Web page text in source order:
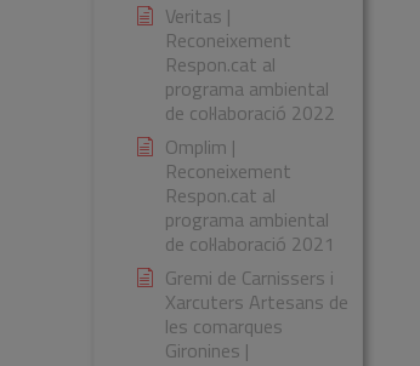
Veritas |
Reconeixement
Respon.cat al
programa ambiental
de col·laboració 2022
Omplim |
Reconeixement
Respon.cat al
programa ambiental
de col·laboració 2021
Gremi de Carnissers i
Xarcuters Artesans de
les comarques
Gironines |